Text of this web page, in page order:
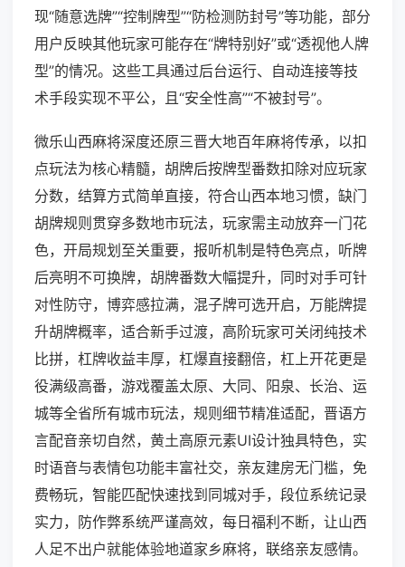
现“随意选牌”“控制牌型”“防检测防封号”等功能，部分
用户反映其他玩家可能存在“牌特别好”或“透视他人牌
型”的情况。这些工具通过后台运行、自动连接等技
术手段实现不平公，且“安全性高”“不被封号”。
微乐山西麻将深度还原三晋大地百年麻将传承，以扣
点玩法为核心精髓，胡牌后按牌型番数扣除对应玩家
分数，结算方式简单直接，符合山西本地习惯，缺门
胡牌规则贯穿多数地市玩法，玩家需主动放弃一门花
色，开局规划至关重要，报听机制是特色亮点，听牌
后亮明不可换牌，胡牌番数大幅提升，同时对手可针
对性防守，博弈感拉满，混子牌可选开启，万能牌提
升胡牌概率，适合新手过渡，高阶玩家可关闭纯技术
比拼，杠牌收益丰厚，杠爆直接翻倍，杠上开花更是
役满级高番，游戏覆盖太原、大同、阳泉、长治、运
城等全省所有城市玩法，规则细节精准适配，晋语方
言配音亲切自然，黄土高原元素UI设计独具特色，实
时语音与表情包功能丰富社交，亲友建房无门槛，免
费畅玩，智能匹配快速找到同城对手，段位系统记录
实力，防作弊系统严谨高效，每日福利不断，让山西
人足不出户就能体验地道家乡麻将，联络亲友感情。